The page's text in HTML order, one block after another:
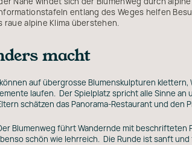
entlang des Weges helfen
raue alpine Klima überstehen.
macht
auf übergrosse Blumenskulpturen
laufen. Der Spielplatz spricht alle Sinne
schätzen das Panorama-Restaurant und den
Blumenweg führt Wandernde mit beschrifteten
schön wie lehrreich. Die Runde ist sanft